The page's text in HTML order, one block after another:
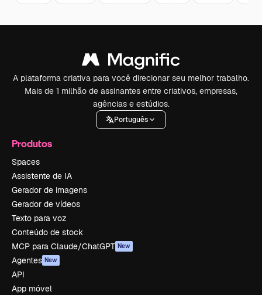
A plataforma criativa para você direcionar seu melhor trabalho.
Mais de 1 milhão de assinantes entre criativos, empresas,
agências e estúdios.
Português
Produtos
Spaces
Assistente de IA
Gerador de imagens
Gerador de vídeos
Texto para voz
Conteúdo de stock
MCP para Claude/ChatGPT New
Agentes New
API
App móvel